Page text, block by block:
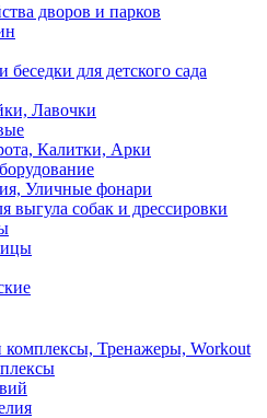
дворов и парков
для детского сада
Лавочки
Калитки, Арки
Уличные фонари
выгула собак и дрессировки
комплексы, Тренажеры, Workout